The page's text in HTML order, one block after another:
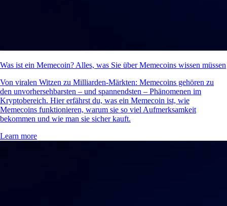
Was ist ein Memecoin? Alles, was Sie über Memecoins wissen müssen
Von viralen Witzen zu Milliarden-Märkten: Memecoins gehören zu
den unvorhersehbarsten – und spannendsten – Phänomenen im
Kryptobereich. Hier erfährst du, was ein Memecoin ist, wie
Memecoins funktionieren, warum sie so viel Aufmerksamkeit
bekommen und wie man sie sicher kauft.
Learn more